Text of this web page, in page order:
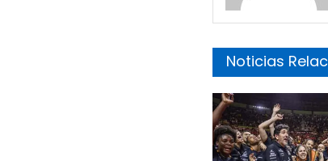
Noticias